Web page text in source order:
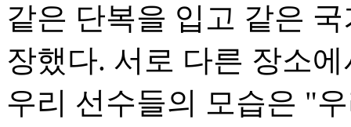
같은 단복을 입고 같은
장했다. 서로 다른 장소
우리 선수들의 모습은 "